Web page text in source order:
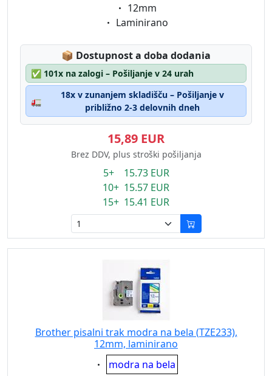
Eigenschaft:
12mm
Eigenschaft:
Laminirano
📦 Lagerstatus:
Dostupnost a doba dodania
✅ 101x na zalogi – Pošiljanje v 24 urah
🚛
18x v zunanjem skladišču – Pošiljanje v
približno 2-3 delovnih dneh
15,89 EUR
Brez DDV, plus stroški pošiljanja
5+ 15.73 EUR
10+ 15.57 EUR
15+ 15.41 EUR
Brother pisalni trak modra na bela (TZE233),
12mm, laminirano
Eigenschaft:
modra na bela